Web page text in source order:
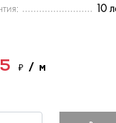
10
₽/ м